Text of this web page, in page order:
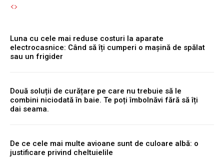
Luna cu cele mai reduse costuri la aparate
electrocasnice: Când să îți cumperi o mașină de spălat
sau un frigider
Două soluții de curățare pe care nu trebuie să le
combini niciodată în baie. Te poți îmbolnăvi fără să îți
dai seama.
De ce cele mai multe avioane sunt de culoare albă: o
justificare privind cheltuielile